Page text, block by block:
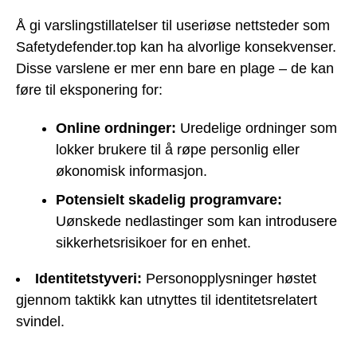
Å gi varslingstillatelser til useriøse nettsteder som
Safetydefender.top kan ha alvorlige konsekvenser.
Disse varslene er mer enn bare en plage – de kan
føre til eksponering for:
Online ordninger: Uredelige ordninger som
lokker brukere til å røpe personlig eller
økonomisk informasjon.
Potensielt skadelig programvare:
Uønskede nedlastinger som kan introdusere
sikkerhetsrisikoer for en enhet.
Identitetstyveri: Personopplysninger høstet
gjennom taktikk kan utnyttes til identitetsrelatert
svindel.